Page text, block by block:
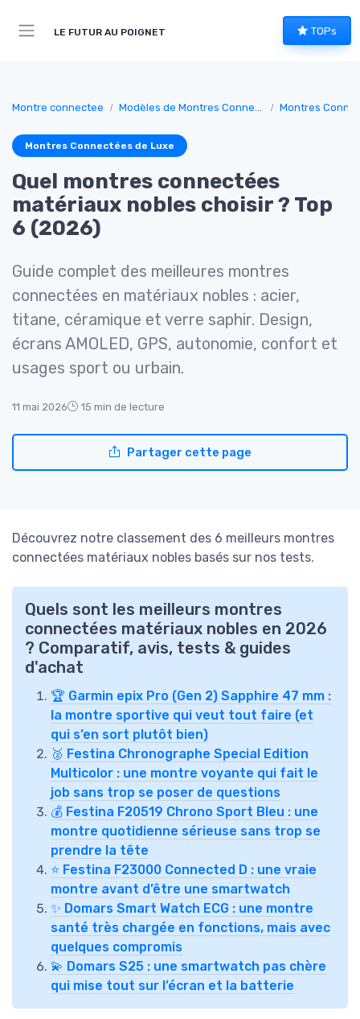
LE FUTUR AU POIGNET TOPs
Montre connectee Modèles de Montres Connectées Montres
Montres Connectées de Luxe
Quel montres connectées
matériaux nobles choisir ? Top
6 (2026)
Guide complet des meilleures montres
connectées en matériaux nobles : acier,
titane, céramique et verre saphir. Design,
écrans AMOLED, GPS, autonomie, confort et
usages sport ou urbain.
11 mai 2026 15 min de lecture
Partager cette page
Découvrez notre classement des 6 meilleurs montres
connectées matériaux nobles basés sur nos tests.
Quels sont les meilleurs montres
connectées matériaux nobles en 2026
? Comparatif, avis, tests & guides
d'achat
🏆 Garmin epix Pro (Gen 2) Sapphire 47 mm :
la montre sportive qui veut tout faire (et
qui s’en sort plutôt bien)
🥈 Festina Chronographe Special Edition
Multicolor : une montre voyante qui fait le
job sans trop se poser de questions
💰 Festina F20519 Chrono Sport Bleu : une
montre quotidienne sérieuse sans trop se
prendre la tête
⭐ Festina F23000 Connected D : une vraie
montre avant d’être une smartwatch
✨ Domars Smart Watch ECG : une montre
santé très chargée en fonctions, mais avec
quelques compromis
💫 Domars S25 : une smartwatch pas chère
qui mise tout sur l’écran et la batterie